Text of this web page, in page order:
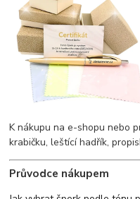
K nákupu na e-shopu nebo
krabičku, leštící hadřík,
Průvodce nákupem